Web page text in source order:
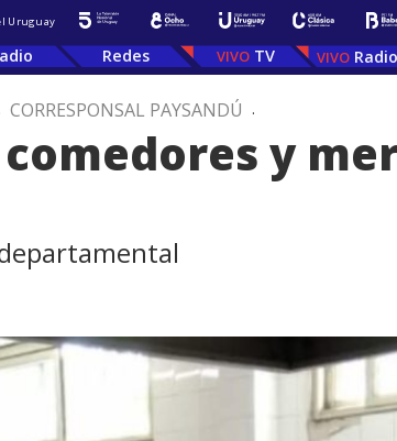
Uruguay
Redes TV
CORRESPONSAL PAYSANDÚ .
y